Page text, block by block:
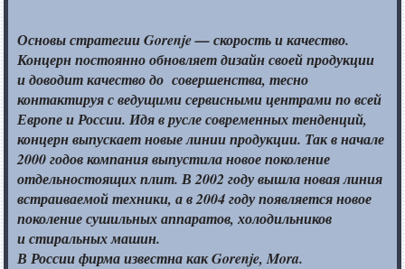
Основы стратегииGorenje —скоростьи качество.
Концерн постоянно обновляет дизайн своей продукции
и доводиткачество до совершенства, тесно
контактируяс ведущимисервисными центрами по всей
Европеи России. Идя в руслесовременных тенденций,
концерн выпускает новые линии продукции. Так в начале
2000 годовкомпания выпустила новое поколение
отдельностоящих плит.В 2002 году вышла новая линия
встраиваемой техники, а в2004 годупоявляется новое
поколение сушильных аппаратов, холодильников
и стиральных машин.
В России фирма известна как Gorenje, Mora.